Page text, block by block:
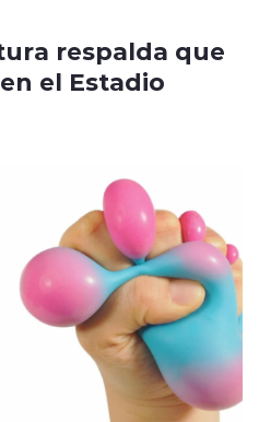
respalda que
el Estadio